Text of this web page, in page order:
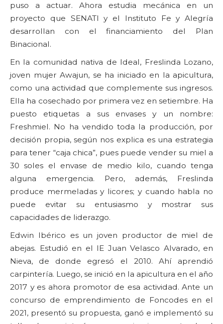
puso a actuar. Ahora estudia mecánica en un
proyecto que SENATI y el Instituto Fe y Alegría
desarrollan con el financiamiento del Plan
Binacional.
En la comunidad nativa de Ideal, Freslinda Lozano,
joven mujer Awajun, se ha iniciado en la apicultura,
como una actividad que complemente sus ingresos.
Ella ha cosechado por primera vez en setiembre. Ha
puesto etiquetas a sus envases y un nombre:
Freshmiel. No ha vendido toda la producción, por
decisión propia, según nos explica es una estrategia
para tener “caja chica”, pues puede vender su miel a
30 soles el envase de medio kilo, cuando tenga
alguna emergencia. Pero, además, Freslinda
produce mermeladas y licores; y cuando habla no
puede evitar su entusiasmo y mostrar sus
capacidades de liderazgo.
Edwin Ibérico es un joven productor de miel de
abejas. Estudió en el IE Juan Velasco Alvarado, en
Nieva, de donde egresó el 2010. Ahí aprendió
carpintería. Luego, se inició en la apicultura en el año
2017 y es ahora promotor de esa actividad. Ante un
concurso de emprendimiento de Foncodes en el
2021, presentó su propuesta, ganó e implementó su